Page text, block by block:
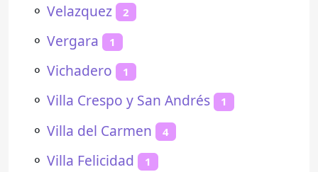
⚬ Velazquez 2
⚬ Vergara 1
⚬ Vichadero 1
⚬ Villa Crespo y San Andrés 1
⚬ Villa del Carmen 4
⚬ Villa Felicidad 1